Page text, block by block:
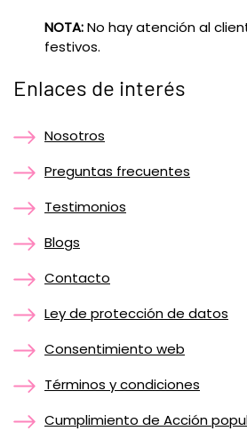
NOTA:No hay atención al
festivos.
Enlaces de interés
Nosotros
Preguntas frecuentes
Testimonios
Blogs
Contacto
Ley de protección de datos
Consentimiento web
Términos y condiciones
Cumplimiento de Acción